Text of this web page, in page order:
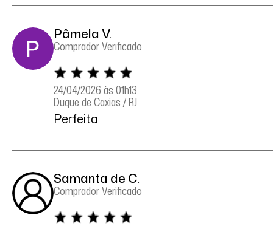
Pâmela V.
Comprador Verificado
24/04/2026 às 01h13
Duque de Caxias / RJ
Perfeita
Samanta de C.
Comprador Verificado